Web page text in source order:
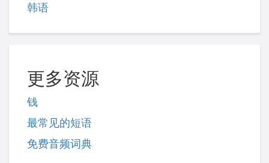
韩语
更多资源
钱
最常见的短语
免费音频词典